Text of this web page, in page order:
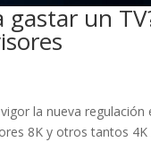
un
la nueva
8K y otros tantos